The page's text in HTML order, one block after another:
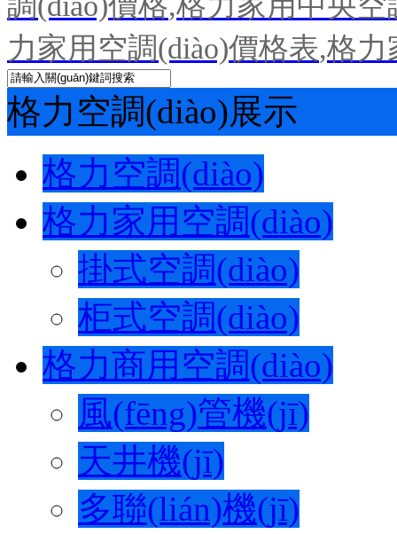
力家用空調(diào)價格表,格力
格力空調(diào)展示
格力空調(diào)
格力家用空調(diào)
掛式空調(diào)
柜式空調(diào)
格力商用空調(diào)
風(fēng)管機(jī)
天井機(jī)
多聯(lián)機(jī)